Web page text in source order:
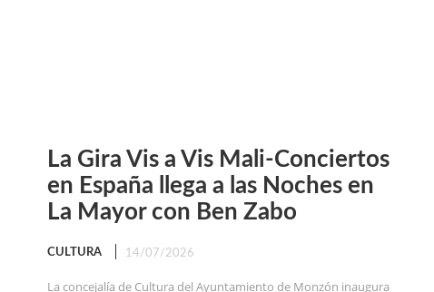
La Gira Vis a Vis Mali-Conciertos
en España llega a las Noches en
La Mayor con Ben Zabo
CULTURA 14/07/2026
La concejalía de Cultura del Ayuntamiento de Monzón inaugura